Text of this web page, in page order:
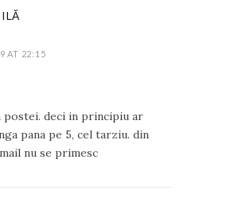
AT 22:15
postei. deci in principiu ar
pana pe 5, cel tarziu. din
nu se primesc